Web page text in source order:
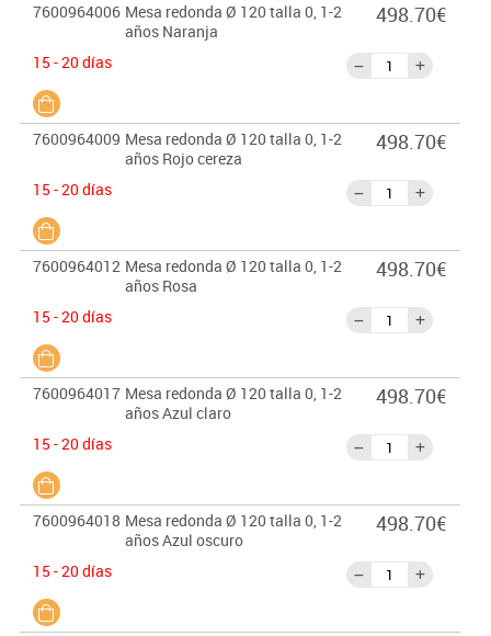
7600964006 Mesa redonda Ø 120 talla 0, 1-2
años Naranja
15 - 20 días
498.70€
7600964009 Mesa redonda Ø 120 talla 0, 1-2
años Rojo cereza
15 - 20 días
498.70€
7600964012 Mesa redonda Ø 120 talla 0, 1-2
años Rosa
15 - 20 días
498.70€
7600964017 Mesa redonda Ø 120 talla 0, 1-2
años Azul claro
15 - 20 días
498.70€
7600964018 Mesa redonda Ø 120 talla 0, 1-2
años Azul oscuro
15 - 20 días
498.70€